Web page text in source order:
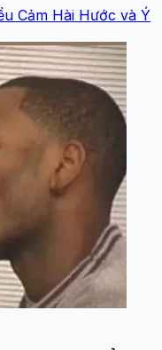
Cảm Hài Hước và Ý